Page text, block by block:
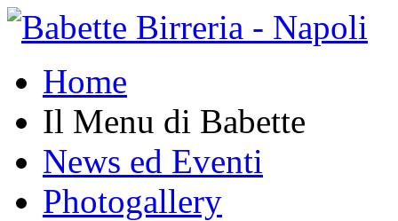
Home
Il Menu di Babette
News ed Eventi
Photogallery